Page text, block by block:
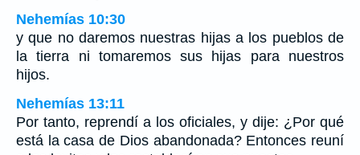
Nehemías 10:30
y que no daremos nuestras hijas a los pueblos de
la tierra ni tomaremos sus hijas para nuestros
hijos.
Nehemías 13:11
Por tanto, reprendí a los oficiales, y dije: ¿Por qué
está la casa de Dios abandonada? Entonces reuní